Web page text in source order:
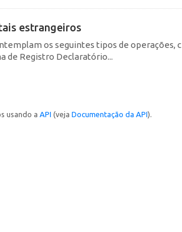
estrangeiros
os seguintes tipos de operações,
de Registro Declaratório...
usando a API (veja Documentação da API).